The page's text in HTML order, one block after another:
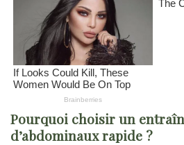
Pourquoi choisir un
d’abdominaux rapide ?